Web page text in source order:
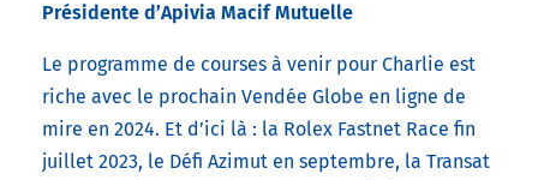
Présidente d’Apivia Macif Mutuelle
Le programme de courses à venir pour Charlie est
riche avec le prochain Vendée Globe en ligne de
mire en 2024. Et d’ici là : la Rolex Fastnet Race fin
juillet 2023, le Défi Azimut en septembre, la Transat